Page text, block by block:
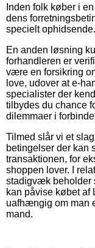
Inden folk køber i
dens
specielt ophidsende.
En anden løsning
forhandleren er
være en forsikring
love, udover at e-
specialister der
tilbydes du chance
dilemmaer i
Tilmed slår vi et
betingelser der kan
transaktionen, for
shoppen lover. I
stadigvæk beholder
kan påvise købet af
uafhængig om man
mand.